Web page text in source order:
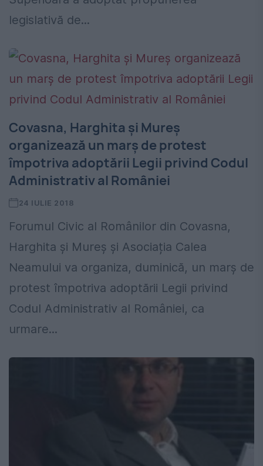
legislativă de...
Covasna, Harghita şi Mureş
organizează un marş de protest
împotriva adoptării Legii privind Codul
Administrativ al României
24 IULIE 2018
Forumul Civic al Românilor din Covasna,
Harghita şi Mureş şi Asociația Calea
Neamului va organiza, duminică, un marş de
protest împotriva adoptării Legii privind
Codul Administrativ al României, ca
urmare...